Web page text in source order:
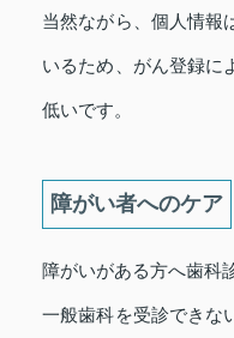
当然ながら、個人情報
いるため、がん登録に
低いです。
障がい者へのケア
障がいがある方へ歯科
一般歯科を受診できな